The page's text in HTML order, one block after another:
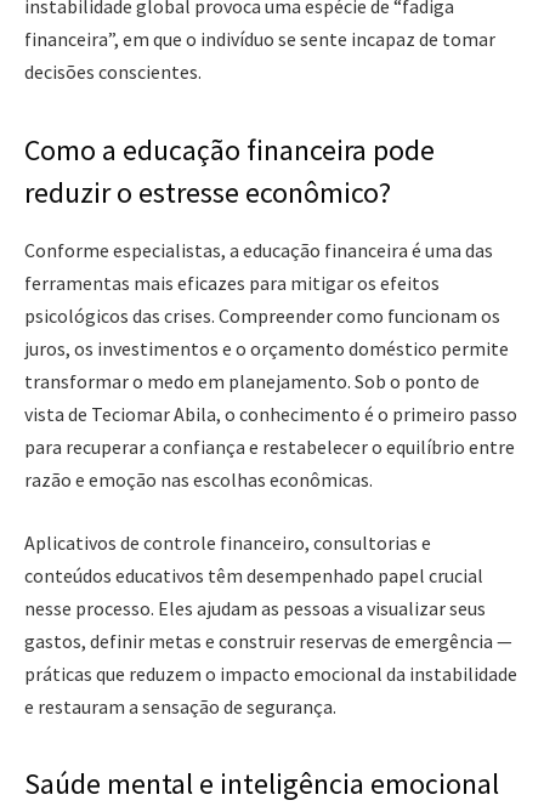
instabilidade global provoca uma espécie de “fadiga
financeira”, em que o indivíduo se sente incapaz de tomar
decisões conscientes.
Como a educação financeira pode
reduzir o estresse econômico?
Conforme especialistas, a educação financeira é uma das
ferramentas mais eficazes para mitigar os efeitos
psicológicos das crises. Compreender como funcionam os
juros, os investimentos e o orçamento doméstico permite
transformar o medo em planejamento. Sob o ponto de
vista de Teciomar Abila, o conhecimento é o primeiro passo
para recuperar a confiança e restabelecer o equilíbrio entre
razão e emoção nas escolhas econômicas.
Aplicativos de controle financeiro, consultorias e
conteúdos educativos têm desempenhado papel crucial
nesse processo. Eles ajudam as pessoas a visualizar seus
gastos, definir metas e construir reservas de emergência —
práticas que reduzem o impacto emocional da instabilidade
e restauram a sensação de segurança.
Saúde mental e inteligência emocional